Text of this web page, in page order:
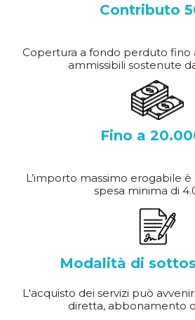
Contributo
Copertura a fondo perduto fino
ammissibili sostenute
Fino a
L’importo massimo erogabile
spesa minima di
Modalità di
L'acquisto dei servizi può
diretta, abbonamento